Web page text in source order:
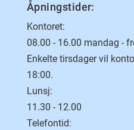
Åpningstider:
Kontoret:
08.00 - 16.00 mandag -
Enkelte tirsdager vil
18:00.
Lunsj:
11.30 - 12.00
Telefontid: